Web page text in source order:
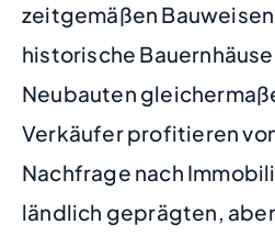
zeitgemäßen
historische
Neubauten
Verkäufer profitieren
Nachfrage nach
ländlich geprägten,